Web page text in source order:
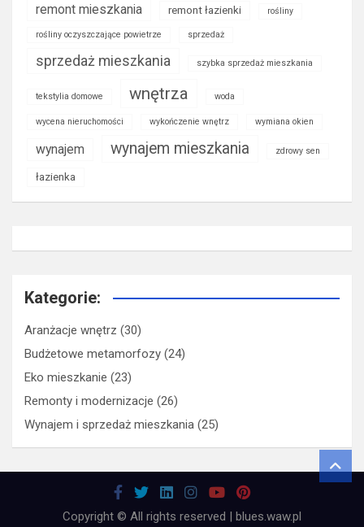
remont mieszkania remont łazienki rośliny
rośliny oczyszczające powietrze sprzedaż
sprzedaż mieszkania szybka sprzedaż mieszkania
tekstylia domowe wnętrza woda
wycena nieruchomości wykończenie wnętrz wymiana okien
wynajem wynajem mieszkania zdrowy sen
łazienka
Kategorie:
Aranżacje wnętrz (30)
Budżetowe metamorfozy (24)
Eko mieszkanie (23)
Remonty i modernizacje (26)
Wynajem i sprzedaż mieszkania (25)
Copyright © All rights reserved | blues.waw.pl